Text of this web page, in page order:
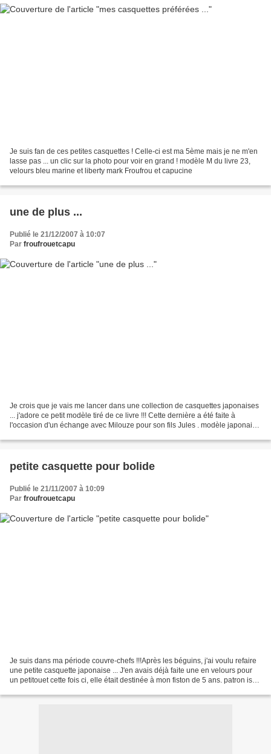
Je suis fan de ces petites casquettes ! Celle-ci est ma 5ème mais je ne m'en
lasse pas ... un clic sur la photo pour voir en grand ! modèle M du livre 23,
velours bleu marine et liberty mark Froufrou et capucine
une de plus ...
Publié le 21/12/2007 à 10:07
Par froufrouetcapu
Je crois que je vais me lancer dans une collection de casquettes japonaises
... j'adore ce petit modèle tiré de ce livre !!! Cette dernière a été faite à
l'occasion d'un échange avec Milouze pour son fils Jules . modèle japonais,
petite casquette pour bolide
Publié le 21/11/2007 à 10:09
Par froufrouetcapu
Je suis dans ma période couvre-chefs !!!Après les béguins, j'ai voulu refaire
une petite casquette japonaise ... J'en avais déjà faite une en velours pour
un petitouet cette fois ci, elle était destinée à mon fiston de 5 ans. patron issu